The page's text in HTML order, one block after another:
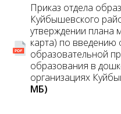
Приказ отдела
Куйбышевского
утверждении плана
карта) по введению
образовательной
образования в
организациях
MБ)